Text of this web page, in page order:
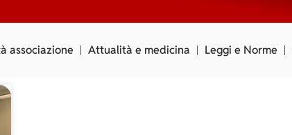
associazione Attualità e medicina Leggi e Norme